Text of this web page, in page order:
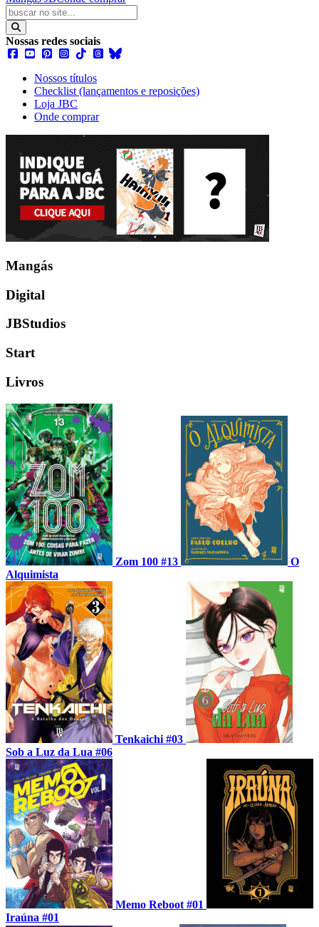
Nossas redes sociais
Nossos títulos
Checklist (lançamentos e reposições)
Loja JBC
Onde comprar
Mangás
Digital
JBStudios
Start
Livros
Zom 100 #13
O
Alquimista
Tenkaichi #03
Sob a Luz da Lua #06
Memo Reboot #01
Iraúna #01